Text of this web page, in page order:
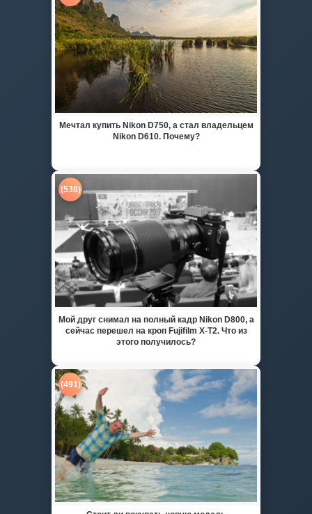
Мечтал купить Nikon D750, а стал владельцем
Nikon D610. Почему?
(538)
Мой друг снимал на полный кадр Nikon D800, а
сейчас перешел на кроп Fujifilm X-T2. Что из
этого получилось?
(491)